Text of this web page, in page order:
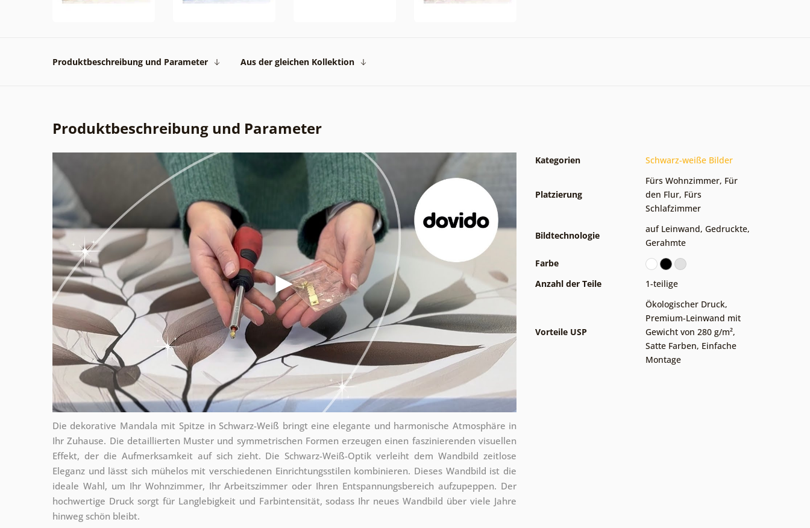
Produktbeschreibung und Parameter Aus der gleichen Kollektion
Produktbeschreibung und Parameter
Die dekorative Mandala mit Spitze in Schwarz-Weiß bringt eine elegante und harmonische Atmosphäre in
Ihr Zuhause. Die detaillierten Muster und symmetrischen Formen erzeugen einen faszinierenden visuellen
Effekt, der die Aufmerksamkeit auf sich zieht. Die Schwarz-Weiß-Optik verleiht dem Wandbild zeitlose
Eleganz und lässt sich mühelos mit verschiedenen Einrichtungsstilen kombinieren. Dieses Wandbild ist die
ideale Wahl, um Ihr Wohnzimmer, Ihr Arbeitszimmer oder Ihren Entspannungsbereich aufzupeppen. Der
hochwertige Druck sorgt für Langlebigkeit und Farbintensität, sodass Ihr neues Wandbild über viele Jahre
hinweg schön bleibt.
Kategorien Schwarz-weiße Bilder
Platzierung
Fürs Wohnzimmer, Für
den Flur, Fürs
Schlafzimmer
Bildtechnologie
auf Leinwand, Gedruckte,
Gerahmte
Farbe
Anzahl der Teile
1-teilige
Vorteile USP
Ökologischer Druck,
Premium-Leinwand mit
Gewicht von 280 g/m²,
Satte Farben, Einfache
Montage